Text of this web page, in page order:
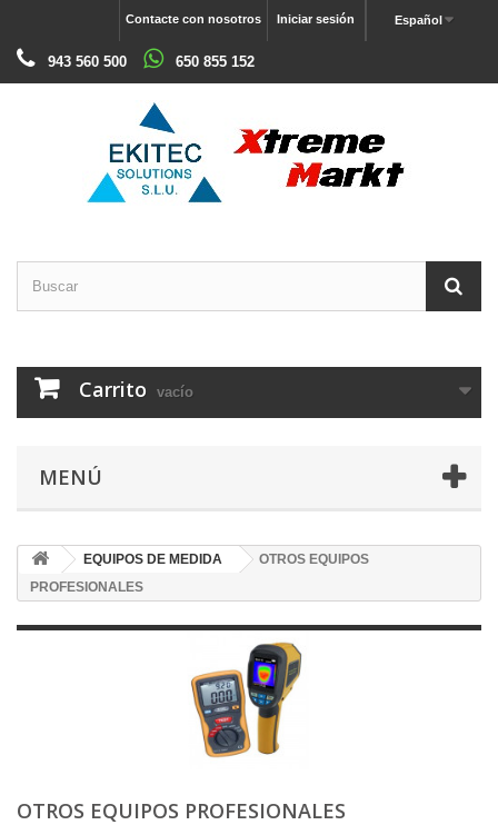
Español
Iniciar sesión
Contacte con nosotros
943 560 500 650 855 152
Carrito vacío
MENÚ
EQUIPOS DE MEDIDA
OTROS EQUIPOS
PROFESIONALES
OTROS EQUIPOS PROFESIONALES